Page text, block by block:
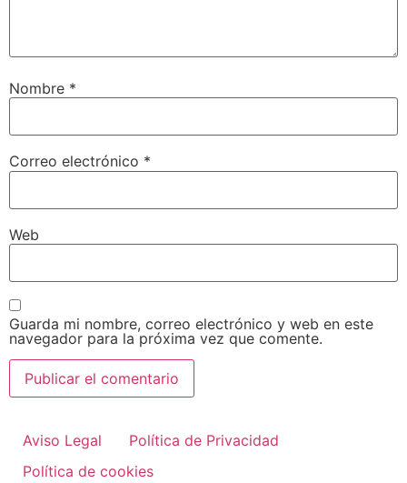
Nombre *
Correo electrónico *
Web
Guarda mi nombre, correo electrónico y web en este
navegador para la próxima vez que comente.
Aviso Legal
Política de Privacidad
Política de cookies